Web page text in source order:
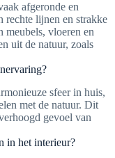
afgeronde en
rechte lijnen en strakke
meubels, vloeren en
uit de natuur, zoals
sfeer in huis,
met de natuur. Dit
gevoel van
in het interieur?